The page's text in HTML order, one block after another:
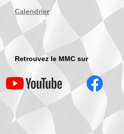
Calendrier
Retrouvez le MMC sur